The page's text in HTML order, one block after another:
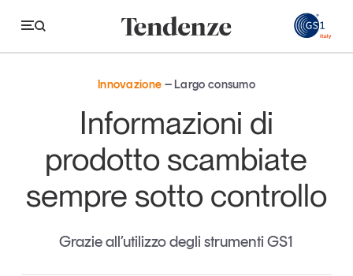
Tendenze
Economia e consumi
Innovazione
Logistica
Retail e brand
Innovazione Largo consumo
Informazioni di
prodotto scambiate
sempre sotto controllo
Grazie all’utilizzo degli strumenti GS1